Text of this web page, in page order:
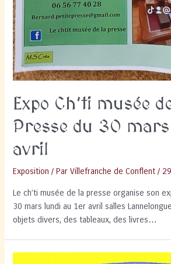
Expo Ch’ti musée
Presse du 30 mars
avril
Exposition / ParVillefranche de Conflent /
Le ch’ti musée de la presse organise son
30 mars lundi au 1er avril salles
objets divers, des tableaux, des livres…